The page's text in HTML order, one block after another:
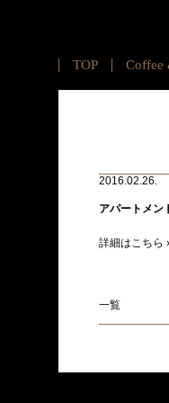
TOP Coffee
2016.02.26.
アパートメン
詳細はこちら
一覧